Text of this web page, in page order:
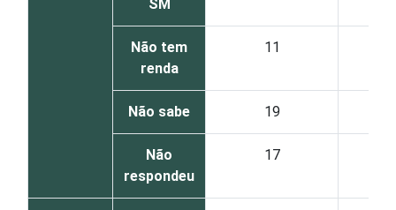
SM
Não tem
renda
11
Não sabe 19
Não
respondeu
17